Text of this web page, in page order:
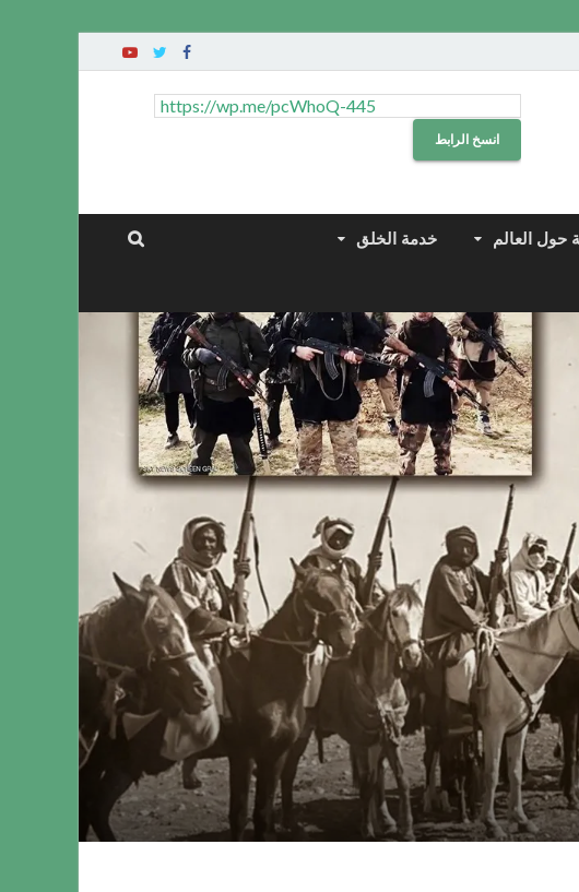
انسخ الرابط
حول العالم خدمة الخلق